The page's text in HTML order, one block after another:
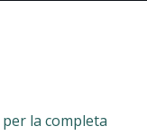
la completa